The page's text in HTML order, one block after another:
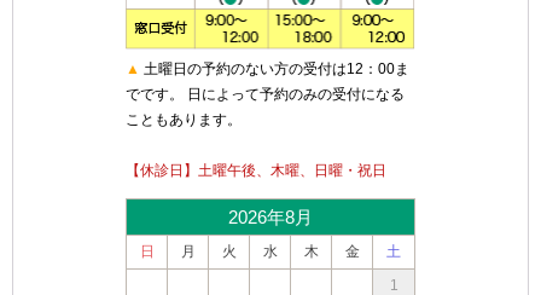
▲ 土曜日の予約のない方の受付は12：00ま
でです。 日によって予約のみの受付になる
こともあります。
【休診日】土曜午後、木曜、日曜・祝日
2026年8月
日 月 火 水 木 金
土
1